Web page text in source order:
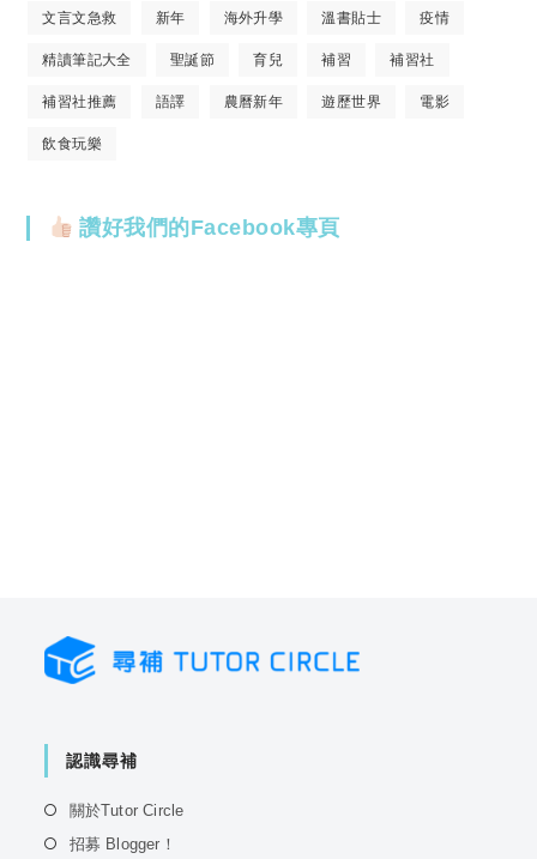
文言文急救 新年 海外升學 溫書貼士 疫情
精讀筆記大全 聖誕節 育兒 補習 補習社
補習社推薦 語譯 農曆新年 遊歷世界 電影
飲食玩樂
讚好我們的Facebook專頁
認識尋補
關於Tutor CircleOpens
招募 Blogger！